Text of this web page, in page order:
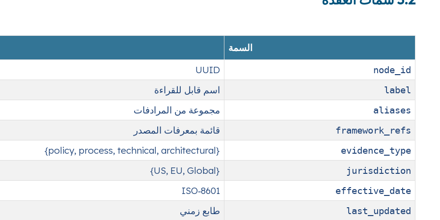
السمة
node_id
UUID
label اسم قابل للقراءة
aliases مجموعة من المرادفات
framework_refs قائمة بمعرفات المصدر
evidence_type
{policy, process, technical, architectural}
jurisdiction
{US, EU, Global}
effective_date
ISO‑8601
last_updated طابع زمني